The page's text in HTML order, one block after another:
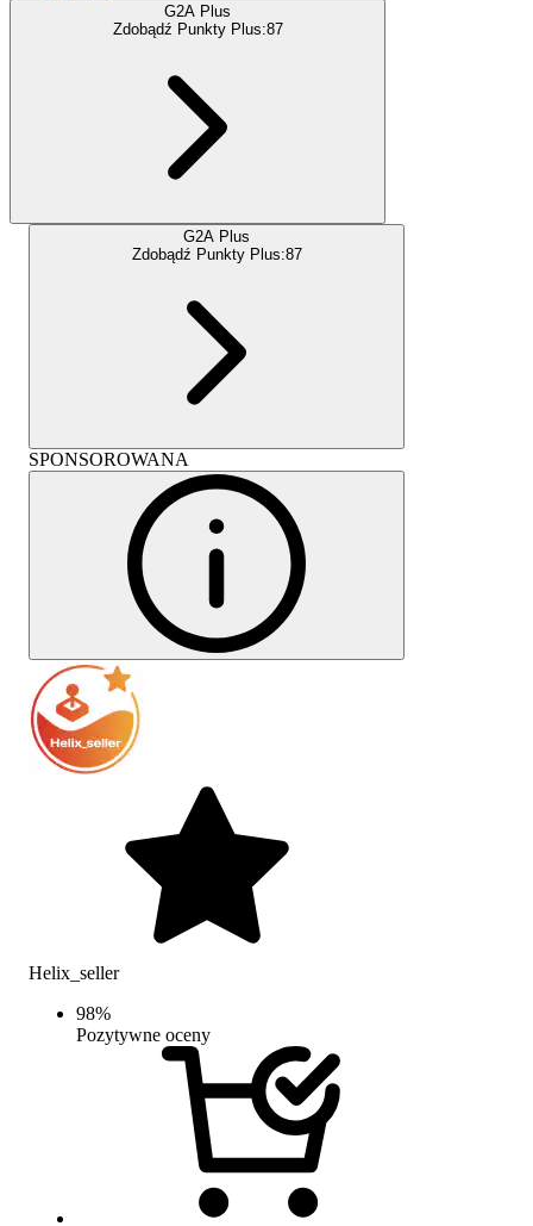
G2A Plus
Zdobądź Punkty Plus:87
G2A Plus
Zdobądź Punkty Plus:87
SPONSOROWANA
Helix_seller
98%
Pozytywne oceny